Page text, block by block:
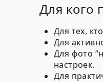
Для кого
Для тех,
Для
Для фото
настроек.
Для